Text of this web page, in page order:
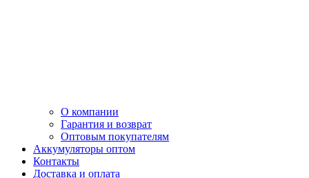
О компании
Гарантия и возврат
Оптовым покупателям
Аккумуляторы оптом
Контакты
Доставка и оплата